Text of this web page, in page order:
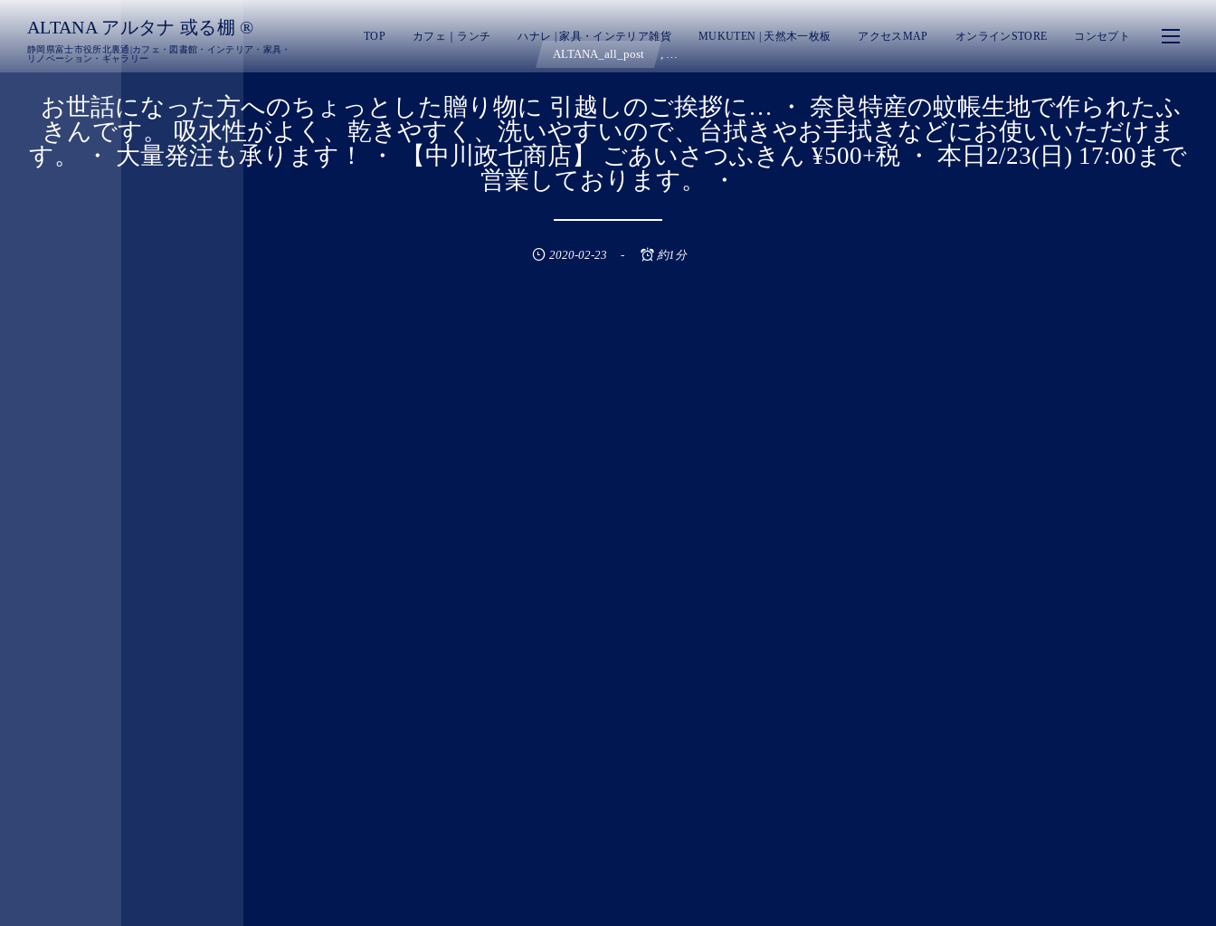
ALTANA アルタナ 或る棚 ®︎
静岡県富士市役所北裏通|カフェ・図書館・インテリア・家具・
リノベーション・ギャラリー
TOP カフェ｜ランチ ハナレ | 家具・インテリア雑貨 MUKUTEN | 天然木一枚板 アクセスMAP オンラインSTORE コンセプト
ALTANA_all_post , …
︎ お世話になった方へのちょっとした贈り物に 引越しのご挨拶に… ・ 奈良特産の蚊帳生地で作られたふ
きんです。 吸水性がよく、乾きやすく、洗いやすいので、台拭きやお手拭きなどにお使いいただけま
す。 ・ 大量発注も承ります！ ・ 【中川政七商店】 ごあいさつふきん ¥500+税 ・ 本日2/23(日) 17:00まで
営業しております。 ・
2020-02-23 約1分